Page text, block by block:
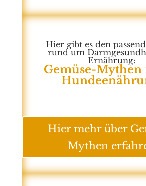
Hier gibt es den
rund um
Ernährung:
Gemüse-Mythen
Hier mehr über
Mythen